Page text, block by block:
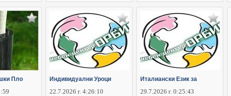
Пло Индивидуални Уроци
22.7.2026 г. 4:26:10
Италиански Език за
29.7.2026 г. 0:25:43